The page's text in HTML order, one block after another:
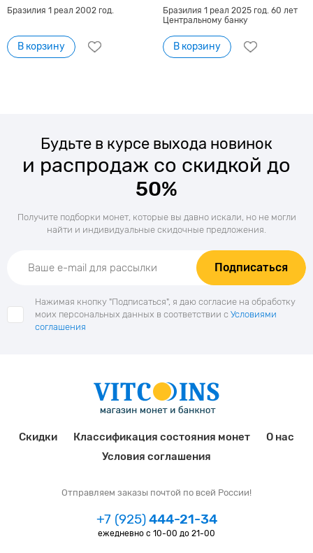
Бразилия 1 реал 2002 год.
В корзину
Бразилия 1 реал 2025 год. 60 лет
Центральному банку
В корзину
Будьте в курсе выхода новинок
и распродаж со скидкой до
50%
Получите подборки монет, которые вы давно искали, но не могли
найти и индивидуальные скидочные предложения.
Подписаться
Нажимая кнопку "Подписаться", я даю согласие на обработку
моих персональных данных в соответствии с Условиями
соглашения
Скидки Классификация состояния монет
О нас
Условия соглашения
Отправляем заказы почтой по всей России!
+7 (925)444-21-34
ежедневно с 10-00 до 21-00